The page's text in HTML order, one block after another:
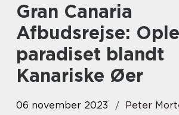
Gran Canaria
Afbudsrejse:
paradiset blandt
Kanariske Øer
06 november 2023
Peter